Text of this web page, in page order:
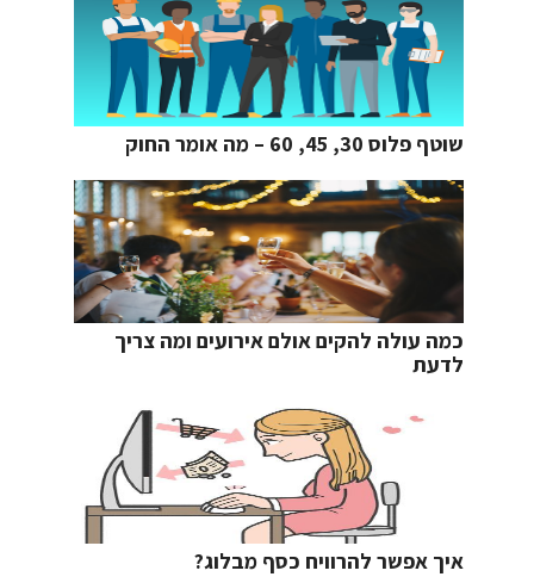
שוטף פלוס 30, 45, 60 – מה אומר החוק
כמה עולה להקים אולם אירועים ומה צריך
לדעת
איך אפשר להרוויח כסף מבלוג?